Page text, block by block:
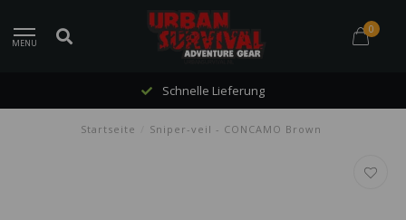
MENU
0
Schnelle Lieferung
Startseite Sniper-veil - CONCAMO Brown